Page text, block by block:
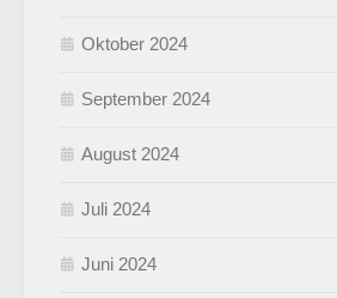
Oktober 2024
September 2024
August 2024
Juli 2024
Juni 2024